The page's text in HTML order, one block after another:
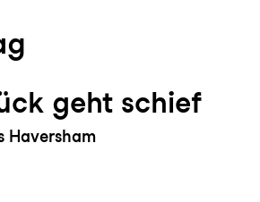
geht schief
Haversham